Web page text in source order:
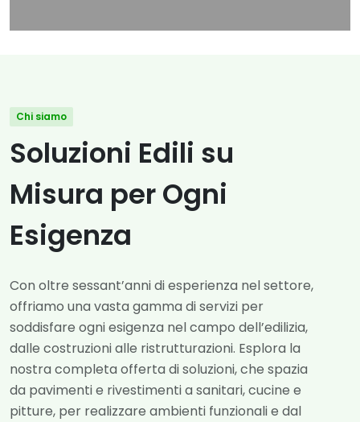
Chi siamo
Soluzioni Edili su
Misura per Ogni
Esigenza
Con oltre sessant’anni di esperienza nel settore,
offriamo una vasta gamma di servizi per
soddisfare ogni esigenza nel campo dell’edilizia,
dalle costruzioni alle ristrutturazioni. Esplora la
nostra completa offerta di soluzioni, che spazia
da pavimenti e rivestimenti a sanitari, cucine e
pitture, per realizzare ambienti funzionali e dal